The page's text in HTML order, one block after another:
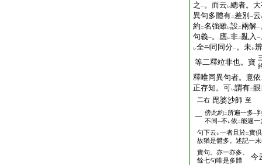
之 一。而云 レ總者。
異句多體有二差別 一云
約 二名強雖レ設二兩解一
句義一。應レ非二亂入 一
レ全 同同分一。未レ辨
等二釋竝非也。寶
釋唯同異句者。意依
正存知。可レ謂有二
二右 毘婆沙師 至
一 傍此約二 所遍一多一
不同一不 レ依二能遍一
句下云レ一者且於二實
故猶是體多。述記一
實句。亦一亦多。
餘七句唯是多體
今